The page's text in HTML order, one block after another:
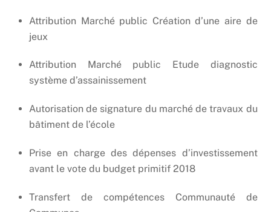
Attribution Marché public Création d’une aire de
jeux
Attribution Marché public Etude diagnostic
système d’assainissement
Autorisation de signature du marché de travaux du
bâtiment de l’école
Prise en charge des dépenses d’investissement
avant le vote du budget primitif 2018
Transfert de compétences Communauté de